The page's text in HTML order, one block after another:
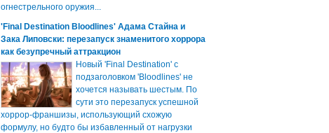
огнестрельного оружия...
'Final Destination Bloodlines' Адама Стайна и
Зака Липовски: перезапуск знаменитого хоррора
как безупречный аттракцион
Новый 'Final Destination' с
подзаголовком 'Bloodlines' не
хочется называть шестым. По
сути это перезапуск успешной
хоррор-франшизы, использующий схожую
формулу, но будто бы избавленный от нагрузки